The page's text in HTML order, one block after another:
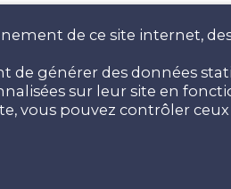
de ce site internet,
de générer des données
sur leur site en
vous pouvez contrôler